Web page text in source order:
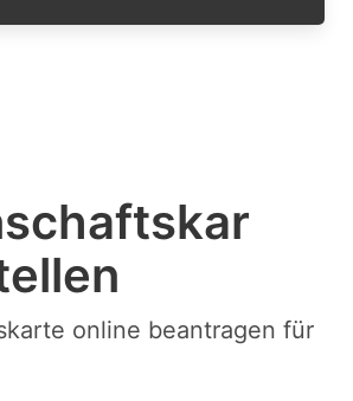
online beantragen für